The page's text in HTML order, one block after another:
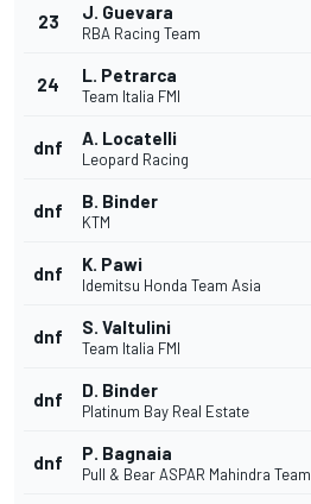
23 J. Guevara
RBA Racing Team
24 L. Petrarca
Team Italia FMI
dnf A. Locatelli
Leopard Racing
dnf B. Binder
KTM
dnf K. Pawi
Idemitsu Honda Team Asia
dnf S. Valtulini
Team Italia FMI
dnf D. Binder
Platinum Bay Real Estate
dnf P. Bagnaia
Pull & Bear ASPAR Mahindra Team